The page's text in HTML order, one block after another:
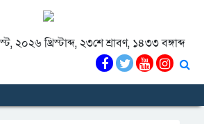
খ্রিস্টাব্দ, ২৩শে শ্রাবণ, ১৪৩৩ বঙ্গাব্দ